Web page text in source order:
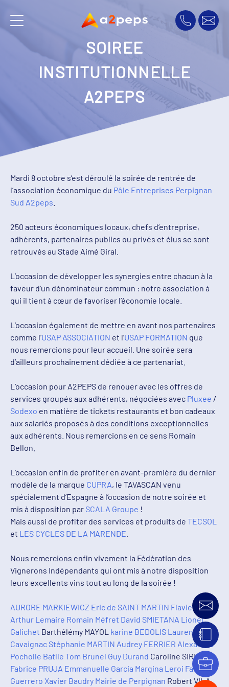
SOIREE
INSTITUTIONNELLE
A2PEPS
Mardi 8 octobre s’est déroulé la soirée de rentrée de
l’association économique du Pôle Entreprises Perpignan
Sud A2peps
250 acteurs économiques locaux, chefs d’entreprise,
adhérents, partenaires publics ou privés et élus se sont
retrouvés au Stade Aimé Giral.
L’occasion de développer les synergies entre chacun à la
faveur d’un dénominateur commun : notre association à
qui il tient à cœur de favoriser l’économie locale.
L’occasion également de mettre en avant nos partenaires
comme l’USAP ASSOCIATION et l’USAP FORMATION que
nous remercions pour leur accueil. Une soirée sera
d’ailleurs prochainement dédiée à ce partenariat.
L’occasion pour A2PEPS de renouer avec les offres de
services groupés aux adhérents, négociées avec Pluxee /
Sodexo en matière de tickets restaurants et bon cadeaux
aux salariés proposés à des conditions exceptionnelles
aux adhérents. Nous remercions en ce sens Romain
Bellon.
L’occasion enfin de profiter en avant-première du dernier
modèle de la marque CUPRA, le TAVASCAN venu
spécialement d’Espagne à l’occasion de notre soirée et
mis à disposition par SCALA Groupe !
Mais aussi de profiter des services et produits de TECSOL
et LES CYCLES DE LA MARENDE
Nous remercions enfin vivement la Fédération des
Vignerons Indépendants qui ont mis à notre disposition
leurs excellents vins tout au long de la soirée !
AURORE MARKIEWICZ Eric de SAINT MARTIN Flavien NOËL
Arthur Lemaire Romain Méfret David SMIETANA Lionel
Galichet Barthélémy MAYOL karine BEDOLIS Laurent
Cavaignac Stéphanie MARTIN Audrey FERRIER Alexandra
Pocholle Batlle Tom Brunel Guy Durand Caroline SIRERE
Fabrice PRUJA Emmanuelle Garcia Margina Leroi Fabien
Guerrero Xavier Baudry Mairie de Perpignan Robert VILA